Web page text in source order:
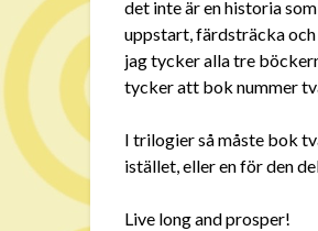
det inte är en historia
uppstart, färdsträcka och
jag tycker alla tre
tycker att bok nummer
I trilogier så måste bok
istället, eller en för den
Live long and prosper!